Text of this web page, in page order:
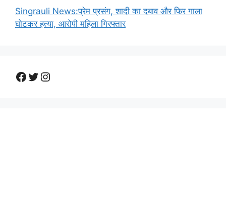
Singrauli News:प्रेम प्रसंग, शादी का दबाव और फिर गाला
घोटकर हत्या, आरोपी महिला गिरफ्तार
Facebook
Twitter
Instagram